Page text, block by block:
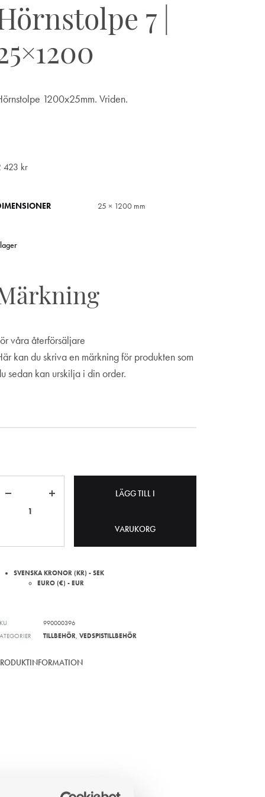
7 |
1200x25mm. Vriden.
423 kr
25 × 1200 mm
våra återförsäljare
kan du skriva en märkning för produkten som
sedan kan urskilja i din order.
LÄGG TILL I
VARUKORG
SVENSKA KRONOR (KR) - SEK
EURO (€) - EUR
990000396
TILLBEHÖR ,VEDSPISTILLBEHÖR